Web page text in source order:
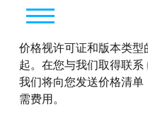
下载
购买
价格视许可证和版本类
起。在您与我们取得联系
我们将向您发送价格清
需费用。